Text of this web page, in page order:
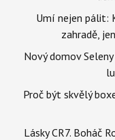
Umí nejen pálit:
zahradě,
Nový domov
Proč být skvělý
Lásky CR7. Boháč